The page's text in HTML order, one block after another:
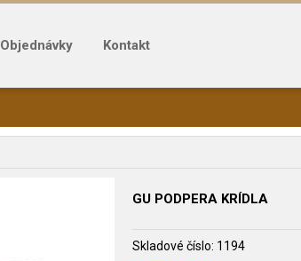
Objednávky Kontakt
GU PODPERA KRÍDLA
Skladové číslo: 1194